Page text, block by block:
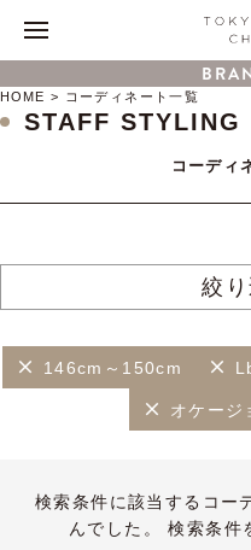
HOME コーディネート一覧
STAFF STYLING
コーディ
絞
146cm～150cm
オケージ
検索条件に該当するコー
んでした。 検索条件